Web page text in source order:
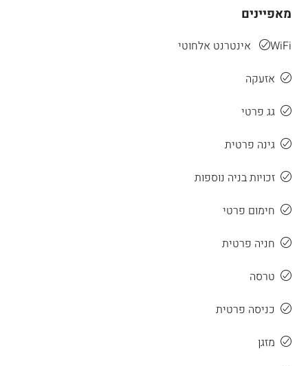
מאפיינים
WiFi אינטרנט אלחוטי
אזעקה
גג פרטי
גינה פרטית
זכויות בניה נוספות
חימום פרטי
חניה פרטית
טרסה
כניסה פרטית
מזגן